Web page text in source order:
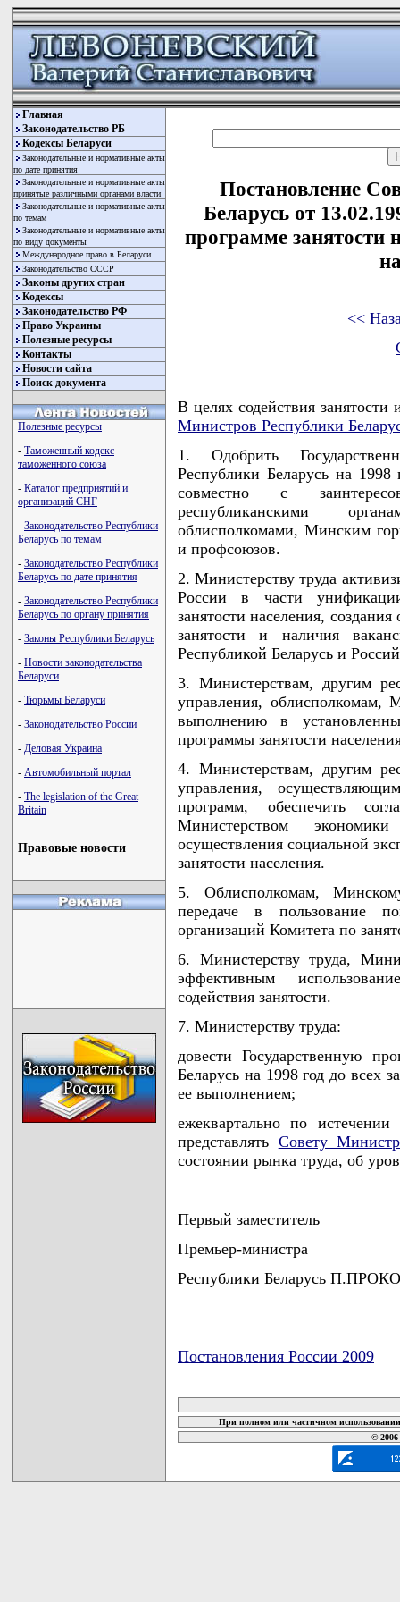
Главная
Законодательство РБ
Кодексы Беларуси
Законодательные и нормативные акты
по дате принятия
Законодательные и нормативные акты
принятые различными органами власти
Законодательные и нормативные акты
по темам
Законодательные и нормативные акты
по виду документы
Международное право в Беларуси
Законодательство СССР
Законы других стран
Кодексы
Законодательство РФ
Право Украины
Полезные ресурсы
Контакты
Новости сайта
Поиск документа
Полезные ресурсы
- Таможенный кодекс
таможенного союза
- Каталог предприятий и
организаций СНГ
- Законодательство Республики
Беларусь по темам
- Законодательство Республики
Беларусь по дате принятия
- Законодательство Республики
Беларусь по органу принятия
- Законы Республики Беларусь
- Новости законодательства
Беларуси
- Тюрьмы Беларуси
- Законодательство России
- Деловая Украина
- Автомобильный портал
- The legislation of the Great
Britain
Правовые новости
Постановление
Беларусь от
программе занятости
<<
В целях содействия
Министров Республики
1. Одобрить
Республики Беларусь на 1998
совместно с
республиканскими
облисполкомами, Минским
и профсоюзов.
2. Министерству труда
России в части
занятости населения,
занятости и наличия
Республикой Беларусь и
3. Министерствам, другим
управления, облисполкомам,
выполнению в
программы занятости
4. Министерствам, другим
управления,
программ, обеспечить
Министерством
осуществления социальной
занятости населения.
5. Облисполкомам,
передаче в пользование
организаций Комитета по
6. Министерству труда,
эффективным
содействия занятости.
7. Министерству труда:
довести Государственную
Беларусь на 1998 год до всех
ее выполнением;
ежеквартально по
представлять Совету
состоянии рынка труда, об
Первый заместитель
Премьер-министра
Республики Беларусь
Постановления России 2009
При полном или частичном
©